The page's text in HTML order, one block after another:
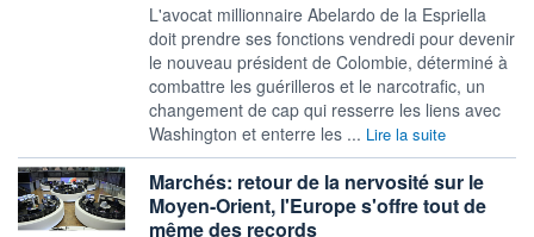
L'avocat millionnaire Abelardo de la Espriella
doit prendre ses fonctions vendredi pour devenir
le nouveau président de Colombie, déterminé à
combattre les guérilleros et le narcotrafic, un
changement de cap qui resserre les liens avec
Washington et enterre les ... Lire la suite
Marchés: retour de la nervosité sur le
Moyen-Orient, l'Europe s'offre tout de
même des records